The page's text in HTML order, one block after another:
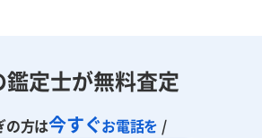
鑑定士が無料査定
の方は今すぐお電話を /